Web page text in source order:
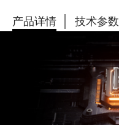
产品详情 技术参数